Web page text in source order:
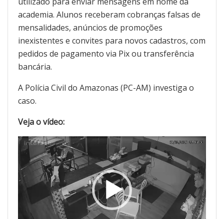
academia. Alunos receberam cobranças falsas de
mensalidades, anúncios de promoções
inexistentes e convites para novos cadastros, com
pedidos de pagamento via Pix ou transferência
bancária.
A Polícia Civil do Amazonas (PC-AM) investiga o
caso.
Veja o vídeo:
Tocador
vídeo